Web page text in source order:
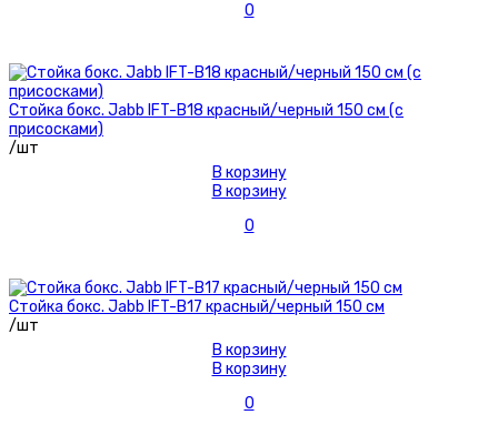
0
Стойка бокс. Jabb IFT-B18 красный/черный 150 см (с
присосками)
/шт
В корзину
В корзину
0
Стойка бокс. Jabb IFT-B17 красный/черный 150 см
/шт
В корзину
В корзину
0